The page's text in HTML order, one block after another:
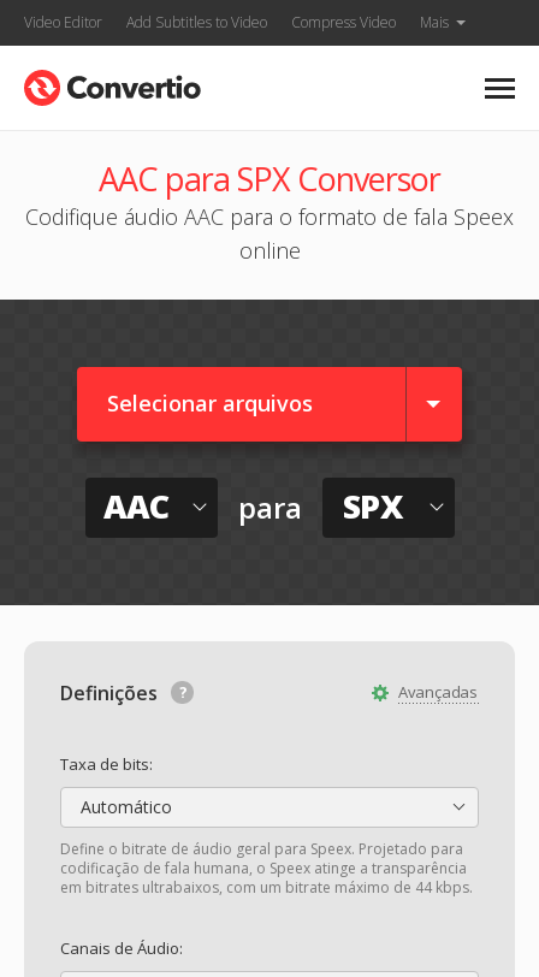
Video Editor Add Subtitles to Video Compress Video Mais
AAC para SPX Conversor
Codifique áudio AAC para o formato de fala Speex
online
Selecionar arquivos
AAC para SPX
Avançadas
Definições
Taxa de bits:
Automático
Define o bitrate de áudio geral para Speex. Projetado para
codificação de fala humana, o Speex atinge a transparência
em bitrates ultrabaixos, com um bitrate máximo de 44 kbps.
Canais de Áudio: